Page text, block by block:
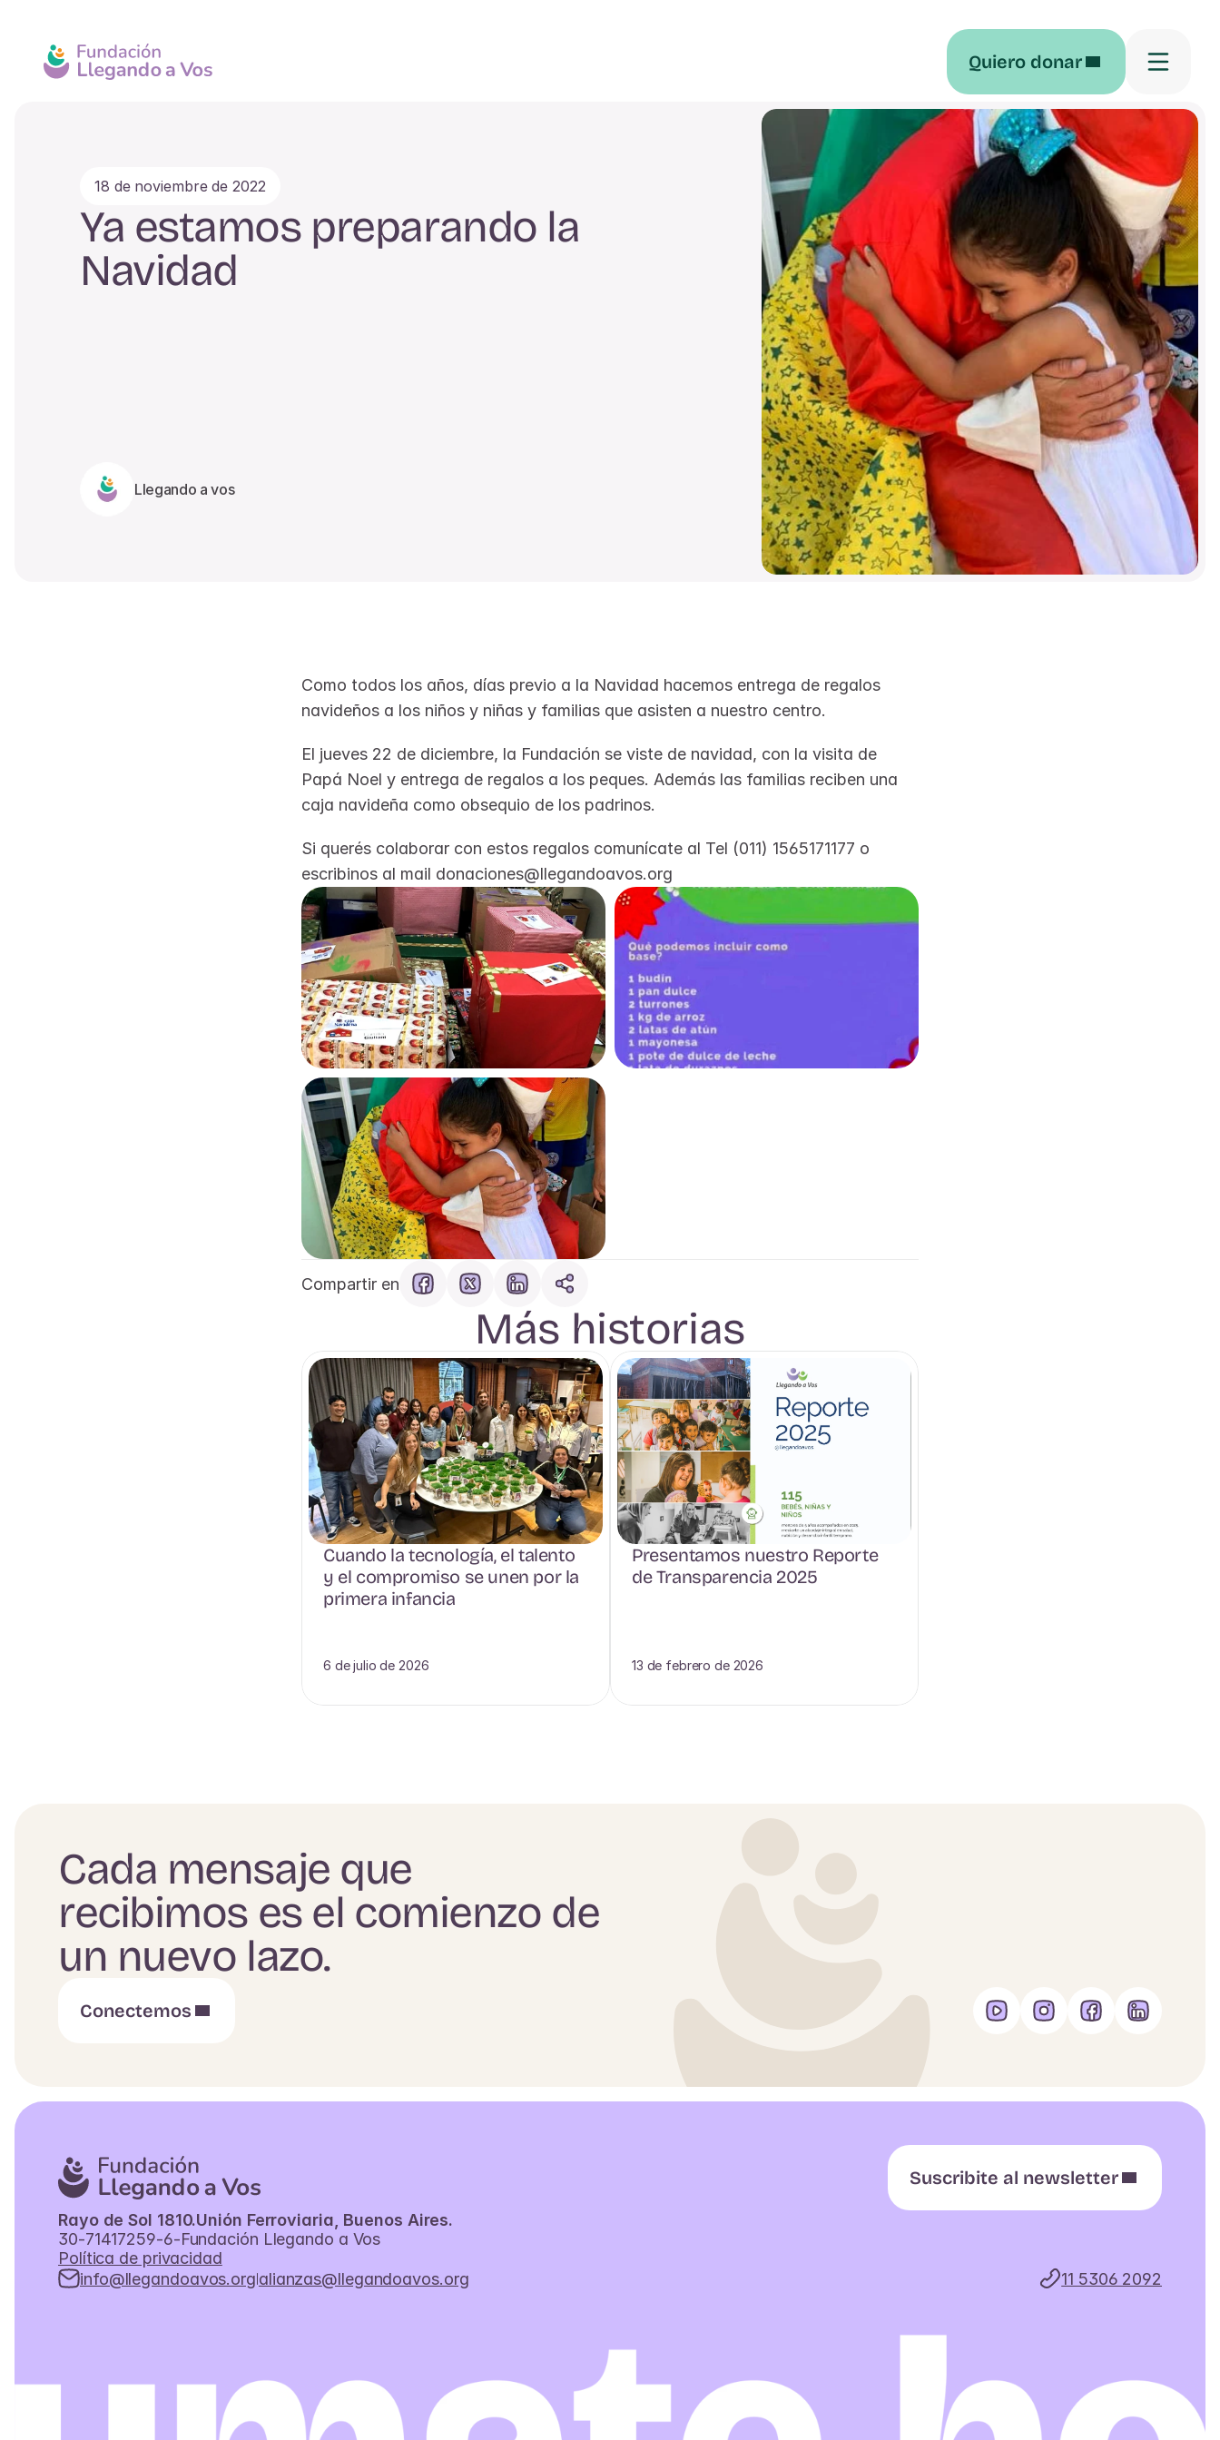
Quiero donar
18 de noviembre de 2022
Ya estamos preparando la
Navidad
Llegando a vos
Como todos los años, días previo a la Navidad hacemos entrega de regalos
navideños a los niños y niñas y familias que asisten a nuestro centro.
El jueves 22 de diciembre, la Fundación se viste de navidad, con la visita de
Papá Noel y entrega de regalos a los peques. Además las familias reciben una
caja navideña como obsequio de los padrinos.
Si querés colaborar con estos regalos comunícate al Tel (011) 1565171177 o
escribinos al mail donaciones@llegandoavos.org
Compartir en
Más historias
Cuando la tecnología, el talento
y el compromiso se unen por la
primera infancia
6 de julio de 2026
Presentamos nuestro Reporte
de Transparencia 2025
13 de febrero de 2026
Cada mensaje que
recibimos es el comienzo de
un nuevo lazo.
Conectemos
Suscribite al newsletter
Rayo de Sol 1810.Unión Ferroviaria, Buenos Aires.
30-71417259-6-Fundación Llegando a Vos
Política de privacidad
info@llegandoavos.org alianzas@llegandoavos.org 11 5306 2092